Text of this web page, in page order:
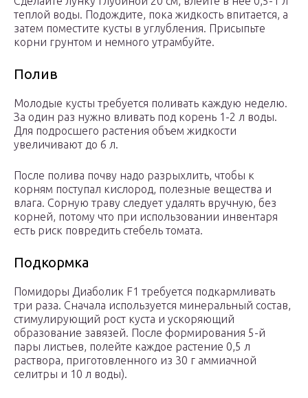
теплой воды. Подождите, пока жидкость впитается, а
затем поместите кусты в углубления. Присыпьте
корни грунтом и немного утрамбуйте.
Полив
Молодые кусты требуется поливать каждую неделю.
За один раз нужно вливать под корень 1-2 л воды.
Для подросшего растения объем жидкости
увеличивают до 6 л.
После полива почву надо разрыхлить, чтобы к
корням поступал кислород, полезные вещества и
влага. Сорную траву следует удалять вручную, без
корней, потому что при использовании инвентаря
есть риск повредить стебель томата.
Подкормка
Помидоры Диаболик F1 требуется подкармливать
три раза. Сначала используется минеральный состав,
стимулирующий рост куста и ускоряющий
образование завязей. После формирования 5-й
пары листьев, полейте каждое растение 0,5 л
раствора, приготовленного из 30 г аммиачной
селитры и 10 л воды).